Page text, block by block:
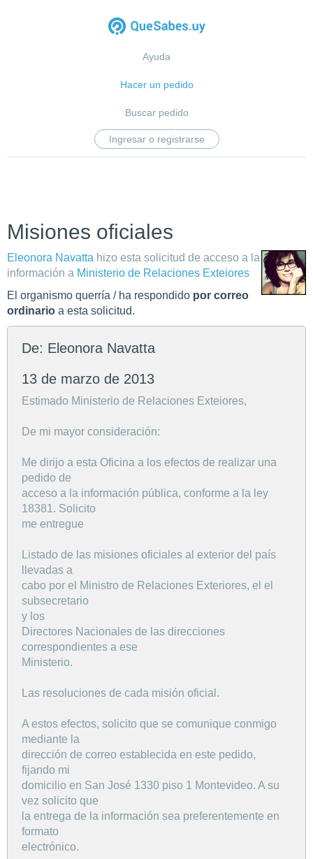
Ayuda
Hacer un pedido
Buscar pedido
Ingresar o registrarse
Misiones oficiales
Eleonora Navatta hizo esta solicitud de acceso a la
información a Ministerio de Relaciones Exteiores
El organismo querría / ha respondido por correo
ordinario a esta solicitud.
De: Eleonora Navatta
13 de marzo de 2013
Estimado Ministerio de Relaciones Exteiores,
De mi mayor consideración:
Me dirijo a esta Oficina a los efectos de realizar una
pedido de
acceso a la información pública, conforme a la ley
18381. Solicito
me entregue
Listado de las misiones oficiales al exterior del país
llevadas a
cabo por el Ministro de Relaciones Exteriores, el el
subsecretario
y los
Directores Nacionales de las direcciones
correspondientes a ese
Ministerio.
Las resoluciones de cada misión oficial.
A estos efectos, solicito que se comunique conmigo
mediante la
dirección de correo establecida en este pedido,
fijando mi
domicilio en San José 1330 piso 1 Montevideo. A su
vez solicito que
la entrega de la información sea preferentemente en
formato
electrónico.